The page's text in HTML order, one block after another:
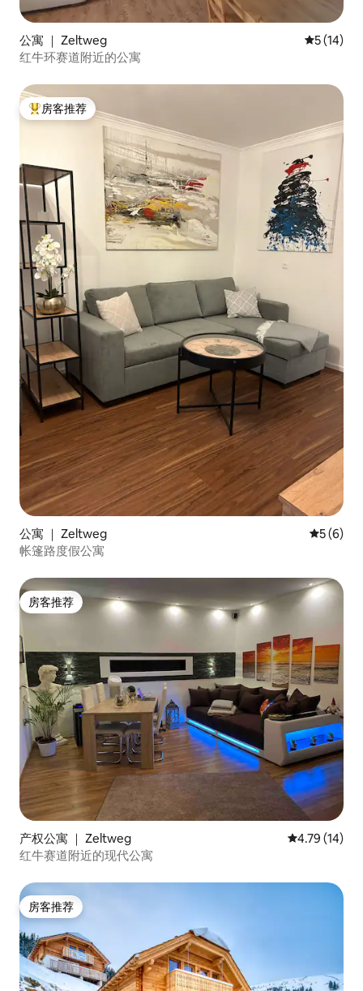
公寓 ｜ Zeltweg 平均评分
5 (14)
红牛环赛道附近的公寓
热门「房客推荐」
房客推荐
公寓 ｜ Zeltweg 平均评分
5 (6)
帐篷路度假公寓
房客推荐
房客推荐
产权公寓 ｜ Zeltweg 平均评分
4.79 (14)
红牛赛道附近的现代公寓
房客推荐
房客推荐